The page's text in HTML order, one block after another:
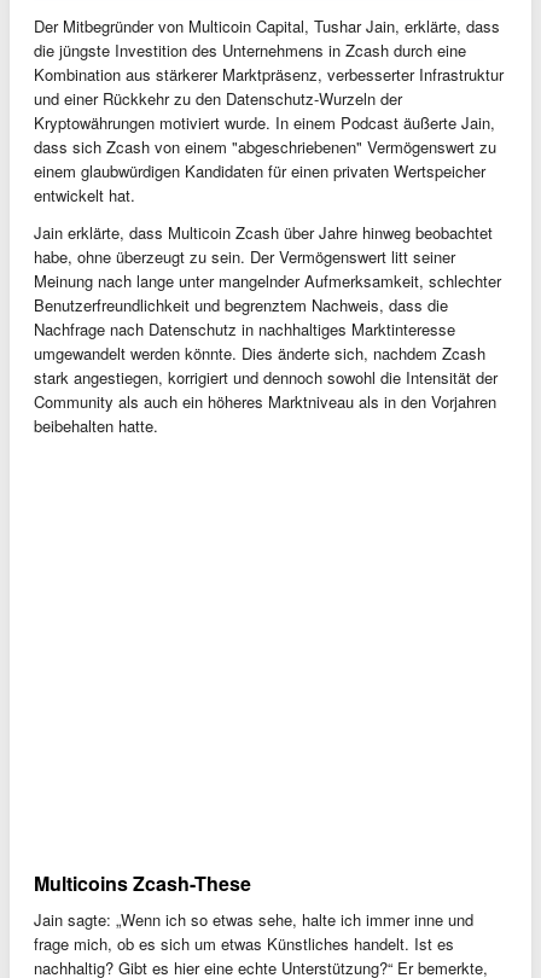
Der Mitbegründer von Multicoin Capital, Tushar Jain, erklärte, dass
die jüngste Investition des Unternehmens in Zcash durch eine
Kombination aus stärkerer Marktpräsenz, verbesserter Infrastruktur
und einer Rückkehr zu den Datenschutz-Wurzeln der
Kryptowährungen motiviert wurde. In einem Podcast äußerte Jain,
dass sich Zcash von einem "abgeschriebenen" Vermögenswert zu
einem glaubwürdigen Kandidaten für einen privaten Wertspeicher
entwickelt hat.
Jain erklärte, dass Multicoin Zcash über Jahre hinweg beobachtet
habe, ohne überzeugt zu sein. Der Vermögenswert litt seiner
Meinung nach lange unter mangelnder Aufmerksamkeit, schlechter
Benutzerfreundlichkeit und begrenztem Nachweis, dass die
Nachfrage nach Datenschutz in nachhaltiges Marktinteresse
umgewandelt werden könnte. Dies änderte sich, nachdem Zcash
stark angestiegen, korrigiert und dennoch sowohl die Intensität der
Community als auch ein höheres Marktniveau als in den Vorjahren
beibehalten hatte.
Multicoins Zcash-These
Jain sagte: „Wenn ich so etwas sehe, halte ich immer inne und
frage mich, ob es sich um etwas Künstliches handelt. Ist es
nachhaltig? Gibt es hier eine echte Unterstützung?“ Er bemerkte,